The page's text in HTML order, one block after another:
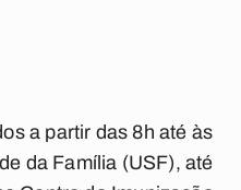
a partir das 8h até às
da Família (USF), até